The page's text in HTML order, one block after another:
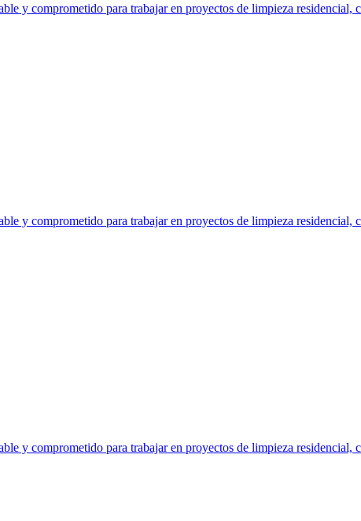
y comprometido para trabajar en proyectos de limpieza residencial,
y comprometido para trabajar en proyectos de limpieza residencial,
y comprometido para trabajar en proyectos de limpieza residencial,